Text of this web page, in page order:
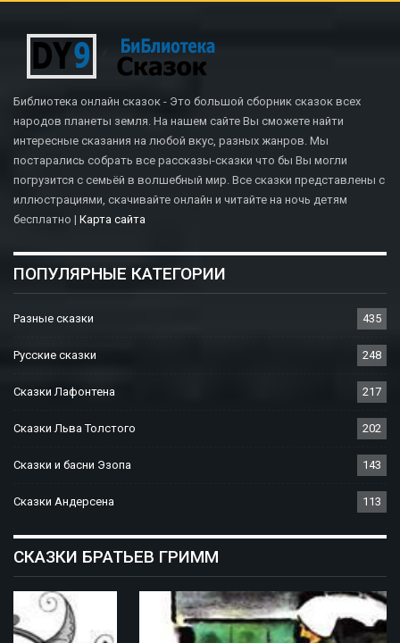
Библиотека онлайн сказок - Это большой сборник сказок всех
народов планеты земля. На нашем сайте Вы сможете найти
интересные сказания на любой вкус, разных жанров. Мы
постарались собрать все рассказы-сказки что бы Вы могли
погрузится с семьёй в волшебный мир. Все сказки представлены с
иллюстрациями, скачивайте онлайн и читайте на ночь детям
бесплатно | Карта сайта
ПОПУЛЯРНЫЕ КАТЕГОРИИ
Разные сказки 435
Русские сказки 248
Сказки Лафонтена 217
Сказки Льва Толстого 202
Сказки и басни Эзопа 143
Сказки Андерсена 113
СКАЗКИ БРАТЬЕВ ГРИММ